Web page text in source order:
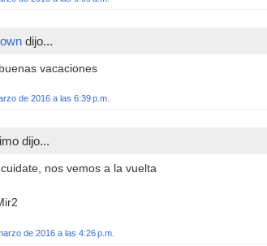
dijo...
vacaciones
de 2016 a las 6:39 p.m.
dijo...
nos vemos a la vuelta
de 2016 a las 4:26 p.m.